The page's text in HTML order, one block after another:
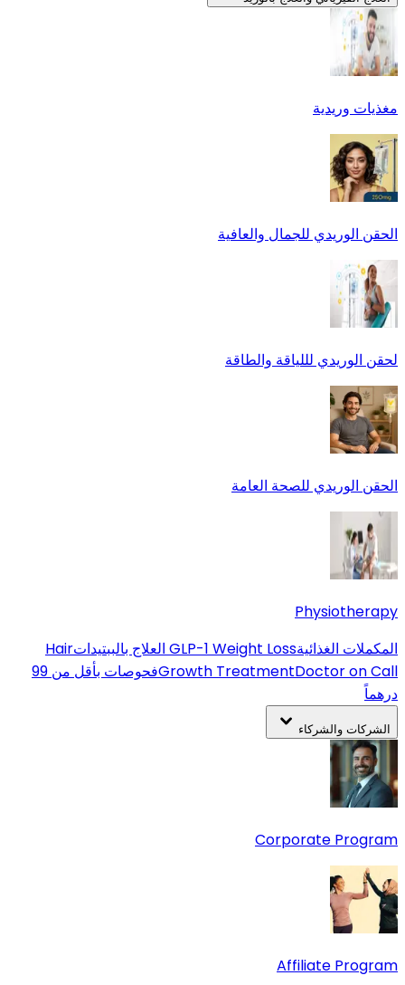
مغذيات وريدية
الحقن الوريدي للجمال والعافية
لحقن الوريدي لللياقة والطاقة
الحقن الوريدي للصحة العامة
Physiotherapy
المكملات الغذائيةGLP-1 Weight Loss العلاج بالببتيداتHair
Growth TreatmentDoctor on Call
فحوصات بأقل من 99
درهماً
الشركات والشركاء
Corporate Program
Affiliate Program